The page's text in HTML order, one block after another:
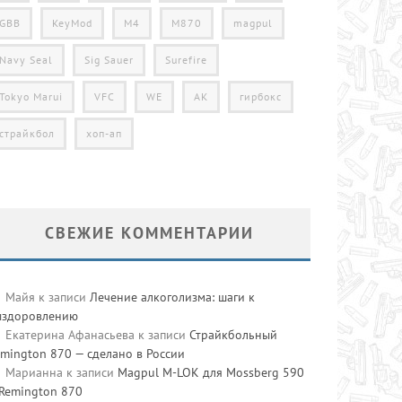
GBB KeyMod M4 M870 magpul
Navy Seal Sig Sauer Surefire
Tokyo Marui VFC WE АК гирбокс
страйкбол хоп-ап
СВЕЖИЕ КОММЕНТАРИИ
Майя к записи Лечение алкоголизма: шаги к
Екатерина Афанасьева к записи Страйкбольный
870 — сделано в России
Марианна к записи Magpul M-LOK для Mossberg 590
870